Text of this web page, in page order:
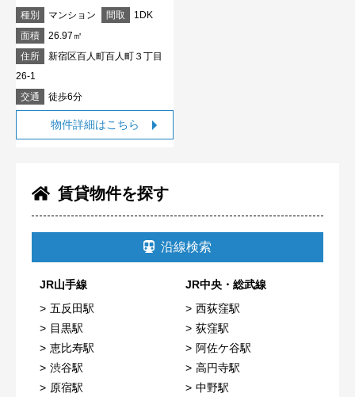
賃貸物件を探す
沿線検索
JR山手線
五反田駅
目黒駅
恵比寿駅
渋谷駅
原宿駅
JR中央・総武線
西荻窪駅
荻窪駅
阿佐ケ谷駅
高円寺駅
中野駅
種別 マンション 間取
1DK
面積
26.97㎡
住所
新宿区百人町百人町３丁目
26-1
交通
徒歩6分
物件詳細はこちら